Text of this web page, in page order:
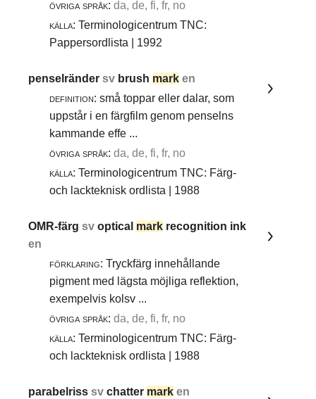
övriga språk: da, de, fi, fr, no
källa: Terminologicentrum TNC:
Pappersordlista | 1992
penselrändersv brush mark en
definition: små toppar eller dalar, som
uppstår i en färgfilm genom penselns
kammande effe ...
övriga språk: da, de, fi, fr, no
källa: Terminologicentrum TNC: Färg-
och lackteknisk ordlista | 1988
OMR-färgsvoptical mark recognition ink
en
förklaring: Tryckfärg innehållande
pigment med lägsta möjliga reflektion,
exempelvis kolsv ...
övriga språk: da, de, fi, fr, no
källa: Terminologicentrum TNC: Färg-
och lackteknisk ordlista | 1988
parabelrisssvchatter mark en